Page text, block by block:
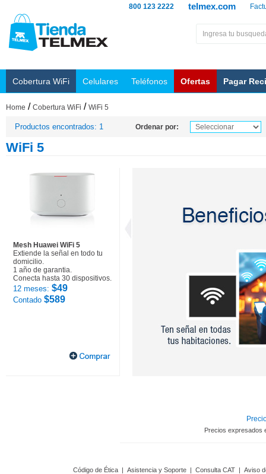
telmex.com
800 123 2222
Cobertura WiFi Celulares Teléfonos Ofertas Pagar
Home / Cobertura WiFi / WiFi 5
Productos encontrados: 1 Ordenar por:
WiFi 5
Mesh Huawei WiFi 5
Extiende la señal en todo tu
domicilio.
1 año de garantia.
Conecta hasta 30 dispositivos.
12 meses: $49
Contado $589
Precios expresados
Código de Ética | Asistencia y Soporte | Consulta CAT | Aviso